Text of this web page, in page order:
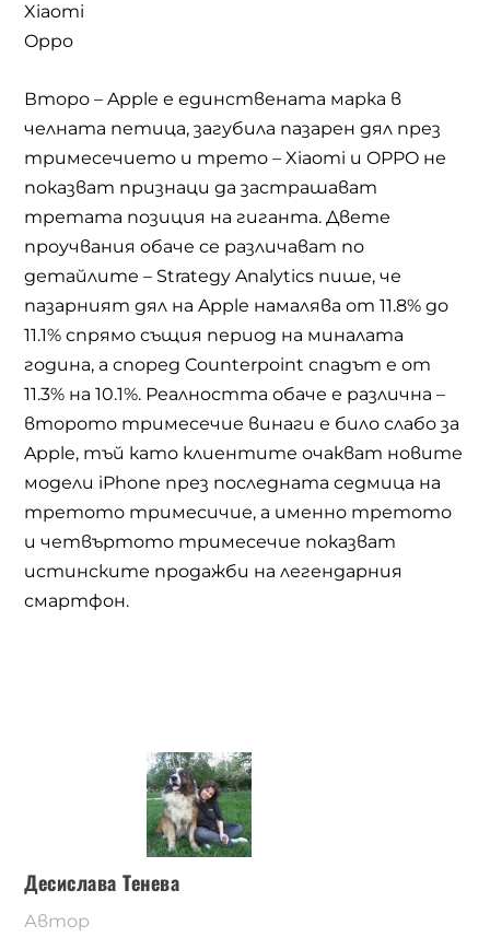
Xiaomi
Oppo
Второ – Apple е единствената марка в
челната петица, загубила пазарен дял през
тримесечието и трето – Xiaomi и OPPO не
показват признаци да застрашават
третата позиция на гиганта. Двете
проучвания обаче се различават по
детайлите – Strategy Analytics пише, че
пазарният дял на Apple намалява от 11.8% до
11.1% спрямо същия период на миналата
година, а според Counterpoint спадът е от
11.3% на 10.1%. Реалността обаче е различна –
второто тримесечие винаги е било слабо за
Apple, тъй като клиентите очакват новите
модели iPhone през последната седмица на
третото тримесичие, а именно третото
и четвъртото тримесечие показват
истинските продажби на легендарния
смартфон.
Десислава Тенева
Автор